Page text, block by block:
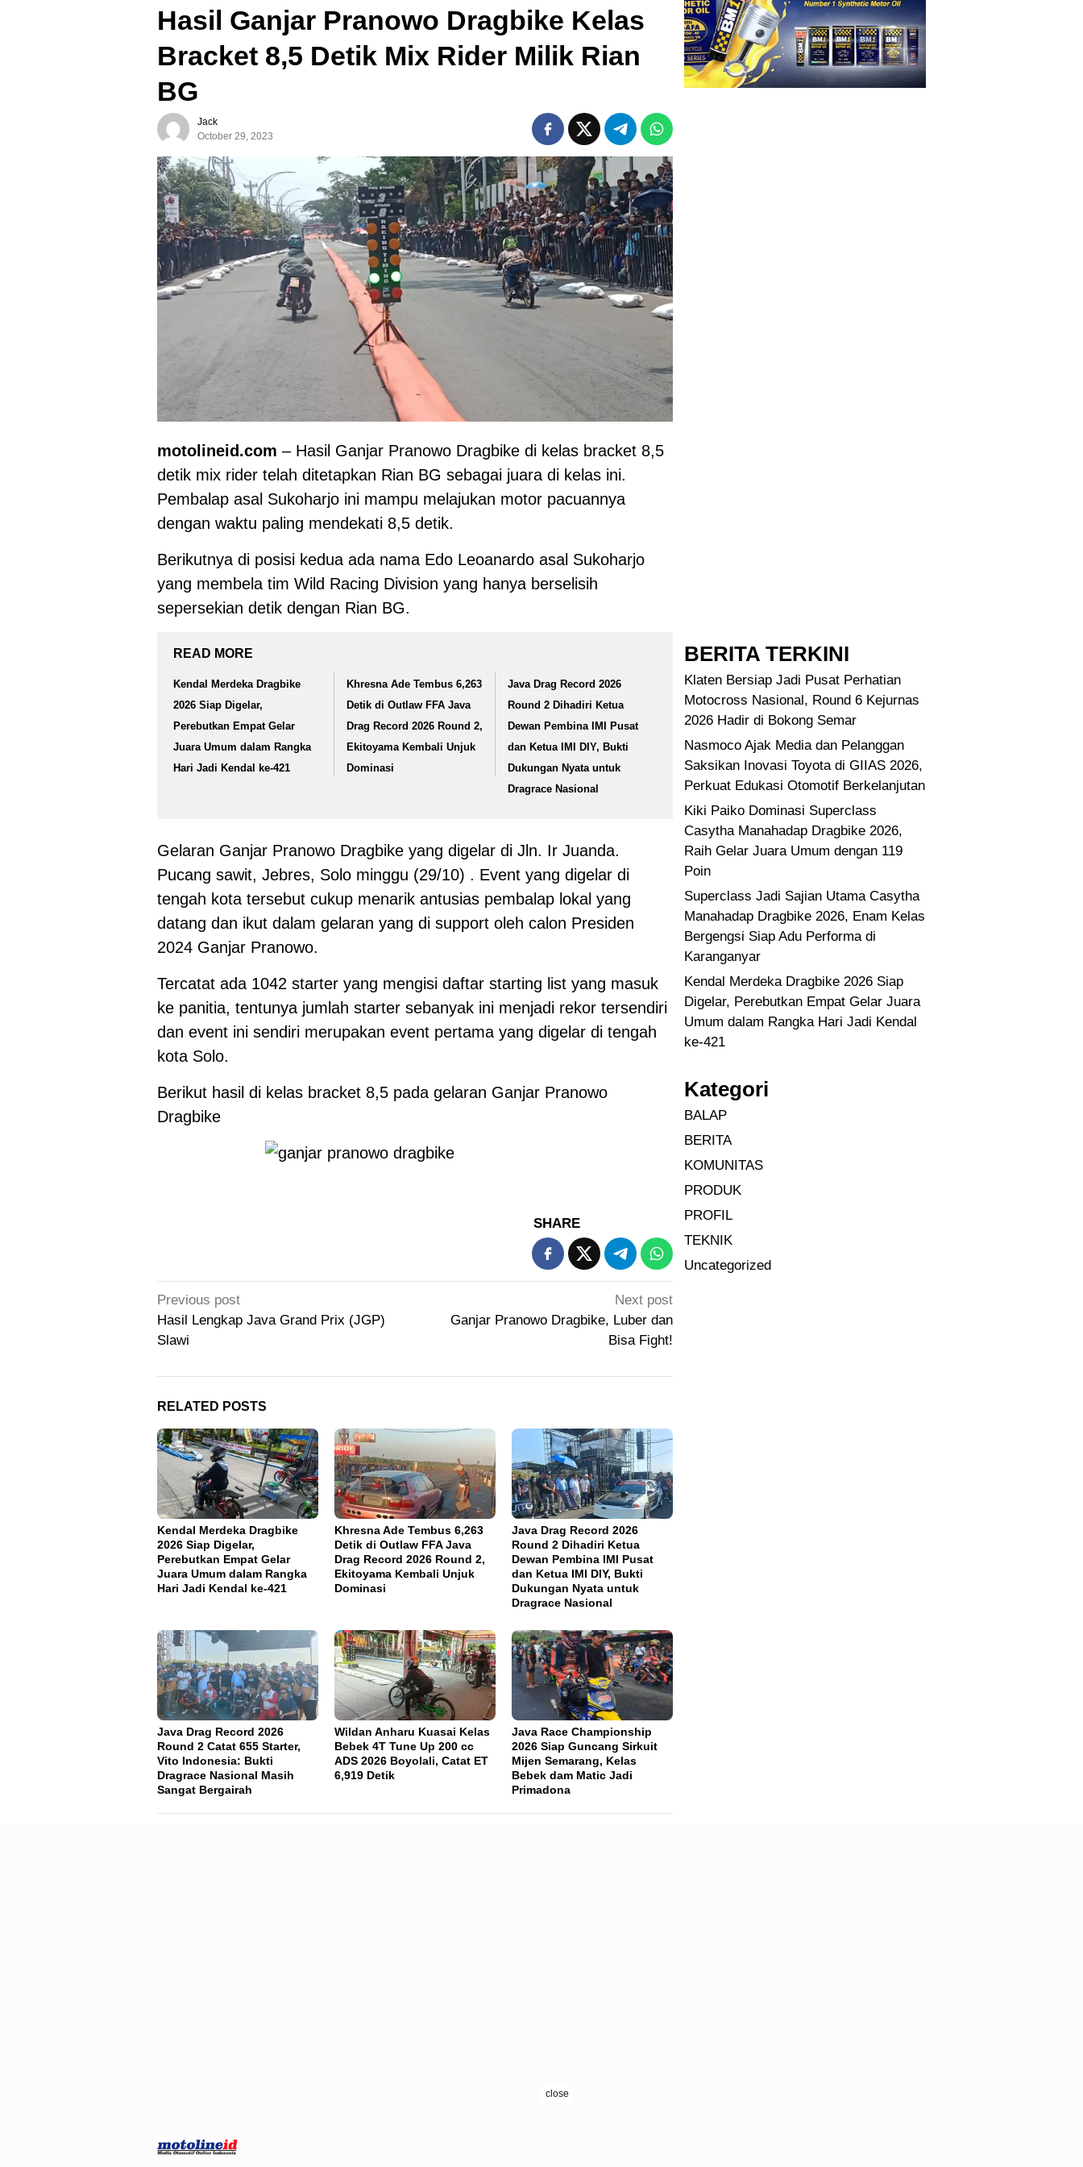
Hasil Ganjar Pranowo Dragbike Kelas
Bracket 8,5 Detik Mix Rider Milik Rian
BG
Jack
October 29, 2023
motolineid.com – Hasil Ganjar Pranowo Dragbike di kelas bracket 8,5
detik mix rider telah ditetapkan Rian BG sebagai juara di kelas ini.
Pembalap asal Sukoharjo ini mampu melajukan motor pacuannya
dengan waktu paling mendekati 8,5 detik.
Berikutnya di posisi kedua ada nama Edo Leoanardo asal Sukoharjo
yang membela tim Wild Racing Division yang hanya berselisih
sepersekian detik dengan Rian BG.
READ MORE
Kendal Merdeka Dragbike
2026 Siap Digelar,
Perebutkan Empat Gelar
Juara Umum dalam Rangka
Hari Jadi Kendal ke-421
Khresna Ade Tembus 6,263
Detik di Outlaw FFA Java
Drag Record 2026 Round 2,
Ekitoyama Kembali Unjuk
Dominasi
Java Drag Record 2026
Round 2 Dihadiri Ketua
Dewan Pembina IMI Pusat
dan Ketua IMI DIY, Bukti
Dukungan Nyata untuk
Dragrace Nasional
Gelaran Ganjar Pranowo Dragbike yang digelar di Jln. Ir Juanda.
Pucang sawit, Jebres, Solo minggu (29/10) . Event yang digelar di
tengah kota tersebut cukup menarik antusias pembalap lokal yang
datang dan ikut dalam gelaran yang di support oleh calon Presiden
2024 Ganjar Pranowo.
Tercatat ada 1042 starter yang mengisi daftar starting list yang masuk
ke panitia, tentunya jumlah starter sebanyak ini menjadi rekor tersendiri
dan event ini sendiri merupakan event pertama yang digelar di tengah
kota Solo.
Berikut hasil di kelas bracket 8,5 pada gelaran Ganjar Pranowo
Dragbike
SHARE
Post
navigation
Previous post
Hasil Lengkap Java Grand Prix (JGP)
Slawi
Next post
Ganjar Pranowo Dragbike, Luber dan
Bisa Fight!
RELATED POSTS
Kendal Merdeka Dragbike
2026 Siap Digelar,
Perebutkan Empat Gelar
Juara Umum dalam Rangka
Hari Jadi Kendal ke-421
Khresna Ade Tembus 6,263
Detik di Outlaw FFA Java
Drag Record 2026 Round 2,
Ekitoyama Kembali Unjuk
Dominasi
Java Drag Record 2026
Round 2 Dihadiri Ketua
Dewan Pembina IMI Pusat
dan Ketua IMI DIY, Bukti
Dukungan Nyata untuk
Dragrace Nasional
Java Drag Record 2026
Round 2 Catat 655 Starter,
Vito Indonesia: Bukti
Dragrace Nasional Masih
Sangat Bergairah
Wildan Anharu Kuasai Kelas
Bebek 4T Tune Up 200 cc
ADS 2026 Boyolali, Catat ET
6,919 Detik
Java Race Championship
2026 Siap Guncang Sirkuit
Mijen Semarang, Kelas
Bebek dam Matic Jadi
Primadona
BERITA TERKINI
Klaten Bersiap Jadi Pusat Perhatian
Motocross Nasional, Round 6 Kejurnas
2026 Hadir di Bokong Semar
Nasmoco Ajak Media dan Pelanggan
Saksikan Inovasi Toyota di GIIAS 2026,
Perkuat Edukasi Otomotif Berkelanjutan
Kiki Paiko Dominasi Superclass
Casytha Manahadap Dragbike 2026,
Raih Gelar Juara Umum dengan 119
Poin
Superclass Jadi Sajian Utama Casytha
Manahadap Dragbike 2026, Enam Kelas
Bergengsi Siap Adu Performa di
Karanganyar
Kendal Merdeka Dragbike 2026 Siap
Digelar, Perebutkan Empat Gelar Juara
Umum dalam Rangka Hari Jadi Kendal
ke-421
Kategori
BALAP
BERITA
KOMUNITAS
PRODUK
PROFIL
TEKNIK
Uncategorized
close